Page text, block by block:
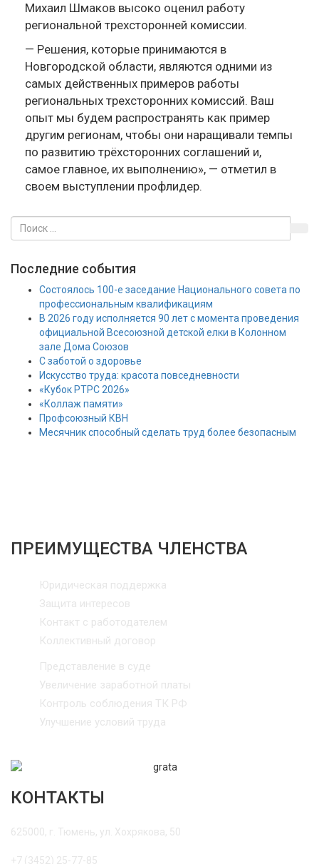
Михаил Шмаков высоко оценил работу
региональной трехсторонней комиссии.
— Решения, которые принимаются в
Новгородской области, являются одними из
самых действенных примеров работы
региональных трехсторонних комиссий. Ваш
опыт мы будем распространять как пример
другим регионам, чтобы они наращивали темпы
по развитию трёхсторонних соглашений и,
самое главное, их выполнению», — отметил в
своем выступлении профлидер.
Последние события
Состоялось 100-е заседание Национального совета по
профессиональным квалификациям
В 2026 году исполняется 90 лет с момента проведения
официальной Всесоюзной детской елки в Колонном
зале Дома Союзов
С заботой о здоровье
Искусство труда: красота повседневности
«Кубок РТРС 2026»
«Коллаж памяти»
Профсоюзный КВН
Месячник способный сделать труд более безопасным
ПРЕИМУЩЕСТВА ЧЛЕНСТВА
Юридическая поддержка
Защита интересов
Контакт с работодателем
Коллективный договор
Представление в суде
Увеличение заработной платы
Контроль соблюдения ТК РФ
Улучшение условий труда
КОНТАКТЫ
625000, г. Тюмень, ул. Хохрякова, 50
+7 (3452) 25-77-85